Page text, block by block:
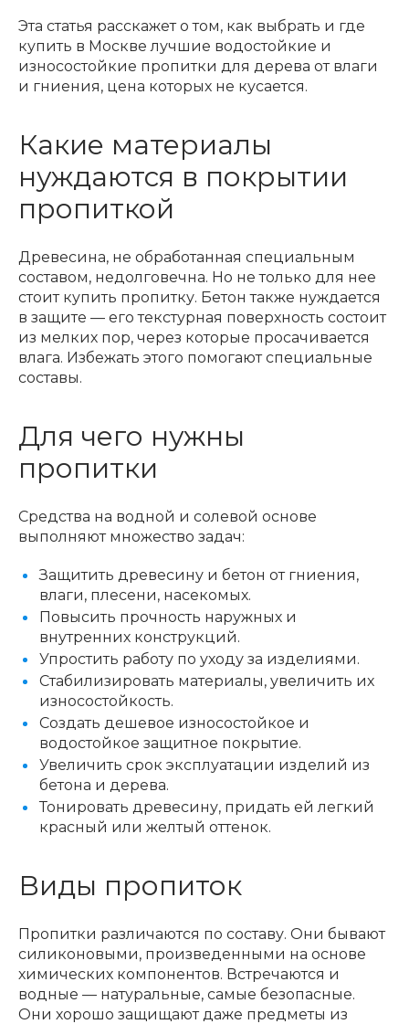
Эта статья расскажет о том, как выбрать и где
купить в Москве лучшие водостойкие и
износостойкие пропитки для дерева от влаги
и гниения, цена которых не кусается.
Какие материалы
нуждаются в покрытии
пропиткой
Древесина, не обработанная специальным
составом, недолговечна. Но не только для нее
стоит купить пропитку. Бетон также нуждается
в защите — его текстурная поверхность состоит
из мелких пор, через которые просачивается
влага. Избежать этого помогают специальные
составы.
Для чего нужны
пропитки
Средства на водной и солевой основе
выполняют множество задач:
Защитить древесину и бетон от гниения,
влаги, плесени, насекомых.
Повысить прочность наружных и
внутренних конструкций.
Упростить работу по уходу за изделиями.
Стабилизировать материалы, увеличить их
износостойкость.
Создать дешевое износостойкое и
водостойкое защитное покрытие.
Увеличить срок эксплуатации изделий из
бетона и дерева.
Тонировать древесину, придать ей легкий
красный или желтый оттенок.
Виды пропиток
Пропитки различаются по составу. Они бывают
силиконовыми, произведенными на основе
химических компонентов. Встречаются и
водные — натуральные, самые безопасные.
Они хорошо защищают даже предметы из